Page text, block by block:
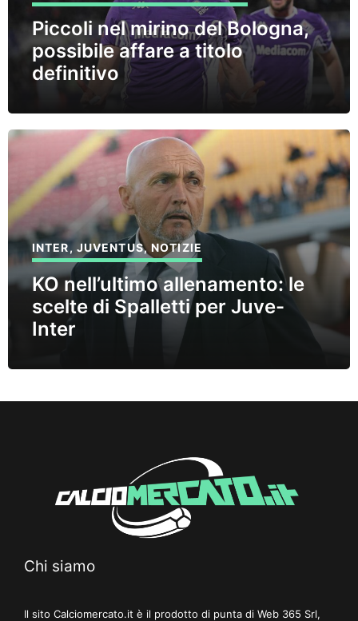
Piccoli nel mirino del Bologna,
possibile affare a titolo
definitivo
INTER, JUVENTUS,NOTIZIE
KO nell’ultimo allenamento: le
scelte di Spalletti per Juve-
Inter
Chi siamo
Il sito Calciomercato.it è il prodotto di punta di Web 365 Srl,